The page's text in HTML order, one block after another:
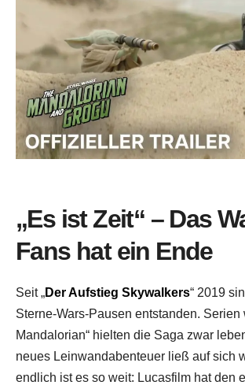
„Es ist Zeit“ – Das
Fans hat ein Ende
Seit „Der Aufstieg Skywalkers“ 2019
Sterne-Wars-Pausen entstanden. Serien
Mandalorian“ hielten die Saga zwar
neues Leinwandabenteuer ließ auf sich
endlich ist es so weit: Lucasfilm hat den